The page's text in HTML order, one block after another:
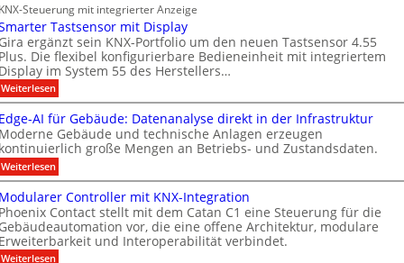
n
M
a
r
k
e
t
n
e
r
b
e
i
M
D
T
e
c
h
n
ü
h
e
s
t
e
r
k
e
n
u
n
g
a
e
r
ö
f
f
n
e
t
n
u
e
s
A
c
h
e
r
h
e
i
t
s
e
x
p
o
M
n
c
h
e
n
Steuerung mit integrierter Anzeige
Tastsensor mit Display
ergänzt sein KNX-Portfolio um den neuen Tastsensor 4.55
Die flexibel konfigurierbare Bedieneinheit mit integriertem
im System 55 des Herstellers…
Weiterlesen:
S
m
a
r
t
r
a
s
t
s
e
AI für Gebäude: Datenanalyse direkt in der Infrastruktur
Gebäude und technische Anlagen erzeugen
große Mengen an Betriebs- und Zustandsdaten.
Weiterlesen:
E
g
e
-
A
I
Controller mit KNX-Integration
Contact stellt mit dem Catan C1 eine Steuerung für die
vor, die eine offene Architektur, modulare
und Interoperabilität verbindet.
Weiterlesen: